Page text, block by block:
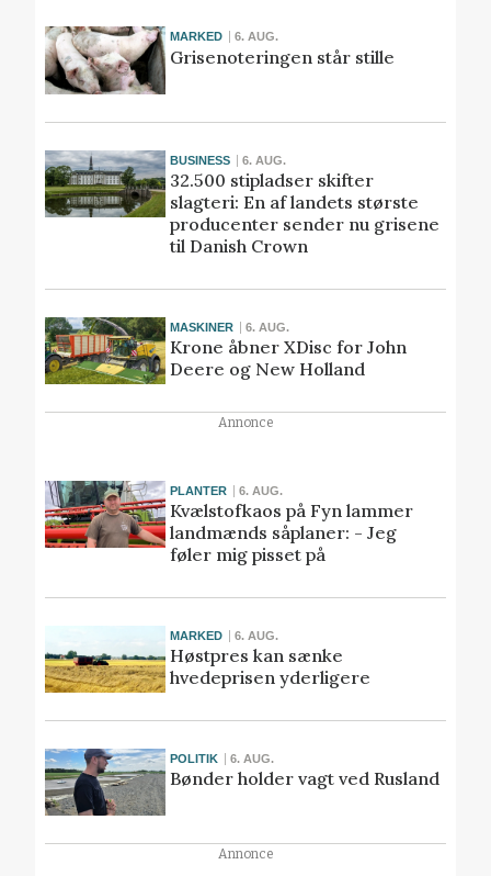
MARKED 6. AUG.
Grisenoteringen står stille
BUSINESS 6. AUG.
32.500 stipladser skifter
slagteri: En af landets største
producenter sender nu grisene
til Danish Crown
MASKINER 6. AUG.
Krone åbner XDisc for John
Deere og New Holland
Annonce
PLANTER 6. AUG.
Kvælstofkaos på Fyn lammer
landmænds såplaner: - Jeg
føler mig pisset på
MARKED 6. AUG.
Høstpres kan sænke
hvedeprisen yderligere
POLITIK 6. AUG.
Bønder holder vagt ved Rusland
Annonce